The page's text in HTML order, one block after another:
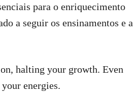
para o enriquecimento
a seguir os ensinamentos e a
halting your growth. Even
energies.